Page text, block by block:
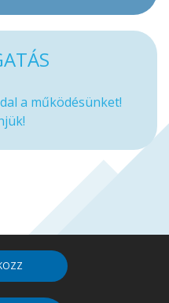
a működésünket!